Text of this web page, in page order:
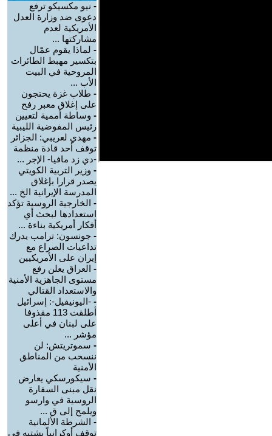
- نيو مكسيكو ترفع
دعوى ضد وزارة العدل
الأمريكية لعدم
مشاركتها ...
- لماذا يقوم عمّال
بتكسير مهبط الطائرات
المروحية في البيت
الأب ...
- طلاب غزة يحتجون
على إغلاق معبر رفح
- وساطة أممية لتعيين
رئيس المفوضية الليبية
- مهدي لعريبي: الجزائر
توقف أحد قادة منظمة
-دي زد مافيا- الإجر ...
- وزير التربية الكويتي
يصدر قرارا بإغلاق
المدرسة الإيرانية الخ ...
- الخارجية الروسية تؤكد
استعدادها لبحث أي
أفكار أمريكية بناءة ...
- جونسون: ترامب يدرك
تداعيات الصراع مع
إيران على الأمريكيين
- العراق يعلن رفع
مستوى الجاهزية الأمنية
والاستعداد القتالي
- -اليونيفيل-: إسرائيل
أطلقت 113 مقذوفا
على لبنان في أعلى
مؤشر ...
- سموتريتش: لن
ننسحب من المناطق
الأمنية
- سيكورسكي يعارض
نقل مبنى السفارة
الروسية في وارسو
ويلمح إلى ق ...
- الشرطة الألمانية
توقف أوكرانياً يشتبه في